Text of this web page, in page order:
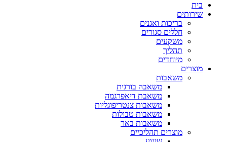
בית
שירותים
בריכות ואגנים
חללים סגורים
משקעים
תהליך
מיוחדים
מוצרים
משאבות
משאבה בורגית
משאבת דיאפרגמה
משאבות צנטריפוגליות
משאבות טבולות
משאבות באר
מוצרים תהליכיים